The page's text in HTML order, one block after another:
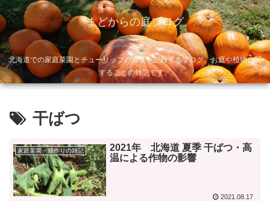
まどからの庭ブログ
北海道での家庭菜園とチューリップの成長を記録するブログ。お庭や植物に関
することの雑記です。
干ばつ
家庭菜園・畑作りの雑記
2021年 北海道 夏季 干ばつ・高
温による作物の影響
2021.08.17